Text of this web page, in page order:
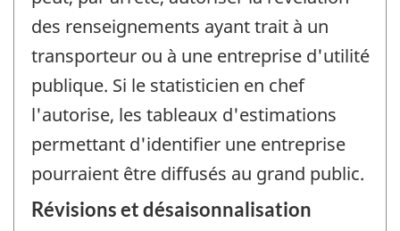
des renseignements ayant trait à un
transporteur ou à une entreprise d'utilité
publique. Si le statisticien en chef
l'autorise, les tableaux d'estimations
permettant d'identifier une entreprise
pourraient être diffusés au grand public.
Révisions et désaisonnalisation